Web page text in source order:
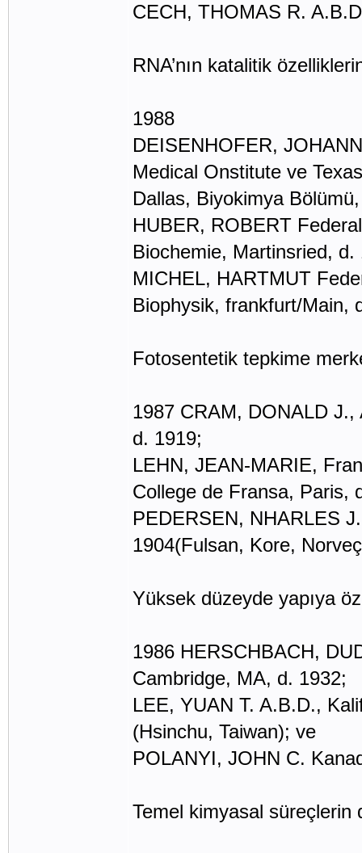
CECH, THOMAS R.
RNA’nın katalitik
1988
DEISENHOFER,
Medical Onstitute ve
Dallas, Biyokimya
HUBER, ROBERT
Biochemie, Martinsried, d.
MICHEL, HARTMUT
Biophysik, frankfurt/Main,
Fotosentetik tepkime
1987 CRAM, DONALD
d. 1919;
LEHN, JEAN-MARIE,
College de Fransa, Paris,
PEDERSEN, NHARLES
1904(Fulsan, Kore,
Yüksek düzeyde yapıya
1986 HERSCHBACH,
Cambridge, MA, d. 1932;
LEE, YUAN T. A.B.D.,
(Hsinchu, Taiwan); ve
POLANYI, JOHN C.
Temel kimyasal süreçlerin